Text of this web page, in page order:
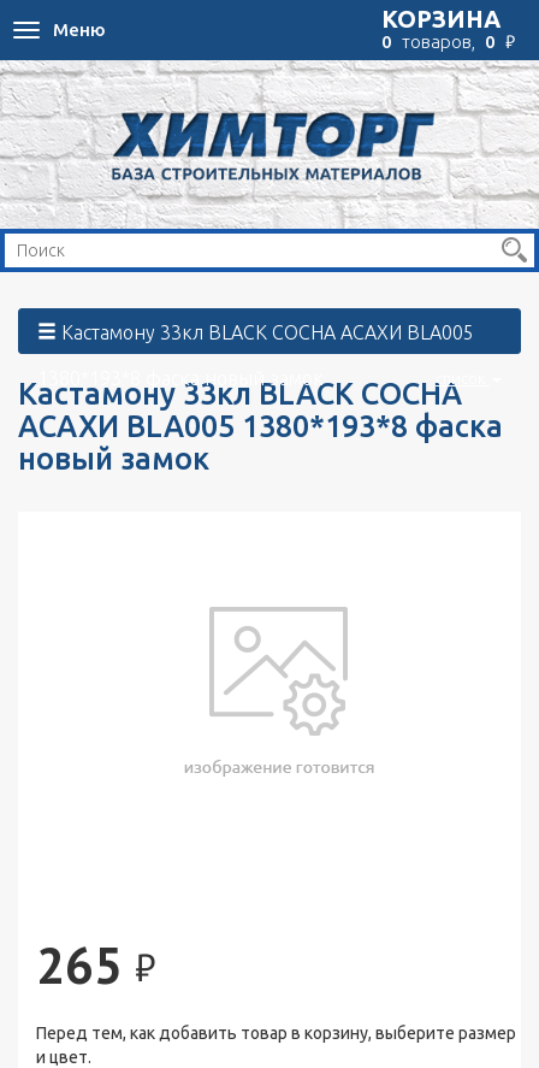
Toggle
navigation
Меню КОРЗИНА
0 товаров, 0 ₽
1380*193*8 фаска новый замок
Кастамону 33кл BLACK СОСНА
АСАХИ BLA005 1380*193*8 фаска
новый замок
265 ₽
Перед тем, как добавить товар в корзину, выберите размер
и цвет.